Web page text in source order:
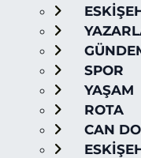
SPOR
YAŞAM
ROTA
CAN